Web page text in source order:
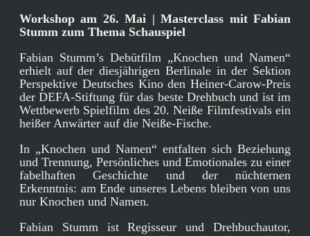
Workshop am 26. Mai | Masterclass mit Fabian
Stumm zum Thema Schauspiel
Fabian Stumm’s Debütfilm „Knochen und Namen“
erhielt auf der diesjährigen Berlinale in der Sektion
Perspektive Deutsches Kino den Heiner-Carow-Preis
der DEFA-Stiftung für das beste Drehbuch und ist im
Wettbewerb Spielfilm des 20. Neiße Filmfestivals ein
heißer Anwärter auf die Neiße-Fische.
In „Knochen und Namen“ entfalten sich Beziehung
und Trennung, Persönliches und Emotionales zu einer
fabelhaften Geschichte und der nüchternen
Erkenntnis: am Ende unseres Lebens bleiben von uns
nur Knochen und Namen.
Fabian Stumm ist Regisseur und Drehbuchautor,